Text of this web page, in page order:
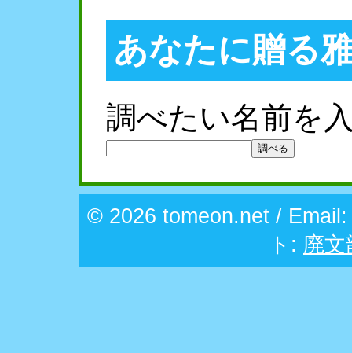
あなたに贈る
調べたい名前を
© 2026 tomeon.net /
ト: 廃文